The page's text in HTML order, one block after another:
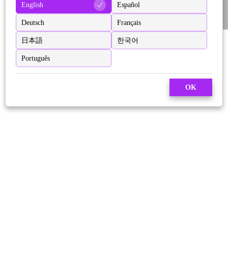
English Español
Deutsch Français
日本語 한국어
Português
OK